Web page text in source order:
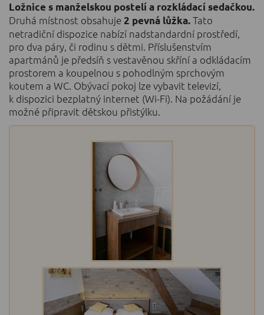
Ložnice s manželskou postelí a rozkládací sedačkou.
Druhá místnost obsahuje 2 pevná lůžka.Tato
netradiční dispozice nabízí nadstandardní prostředí,
pro dva páry, či rodinu s dětmi. Příslušenstvím
apartmánů je předsíň s vestavěnou skříní a odkládacím
prostorem a koupelnou s pohodlným sprchovým
koutem a WC. Obývací pokoj lze vybavit televizí,
k dispozici bezplatný internet (Wi-Fi). Na požádání je
možné připravit dětskou přistýlku.